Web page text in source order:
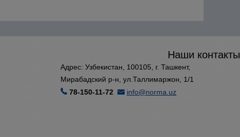
Наши контакты
Адрес: Узбекистан, 100105, г. Ташкент,
Мирабадский р-н, ул.Таллимаржон, 1/1
78-150-11-72
info@norma.uz